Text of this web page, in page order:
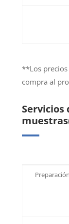
**Los
compra al
Servicios